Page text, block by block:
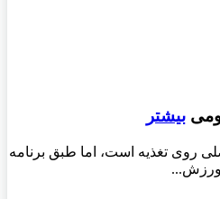
بیشتر
روی تغذیه است، اما طبق برنامه
ورزش...